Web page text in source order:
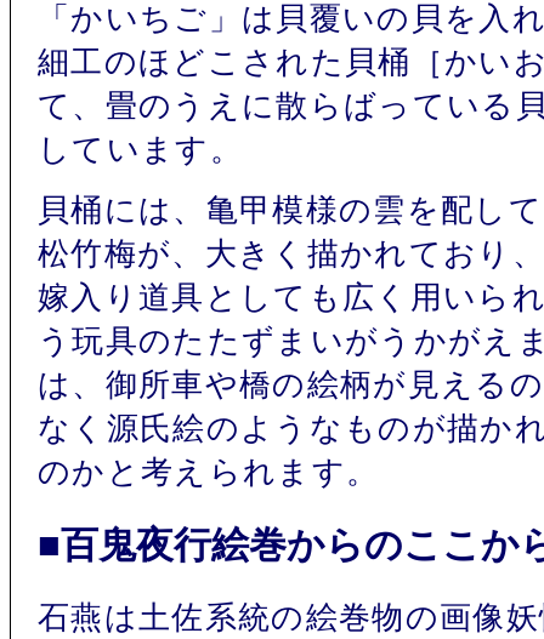
「かいちご」は貝覆いの貝を入
細工のほどこされた貝桶［かい
て、畳のうえに散らばっている
しています。
貝桶には、亀甲模様の雲を配し
松竹梅が、大きく描かれており
嫁入り道具としても広く用いら
う玩具のたたずまいがうかがえ
は、御所車や橋の絵柄が見える
なく源氏絵のようなものが描か
のかと考えられます。
■百鬼夜行絵巻からのここか
石燕は土佐系統の絵巻物の画像